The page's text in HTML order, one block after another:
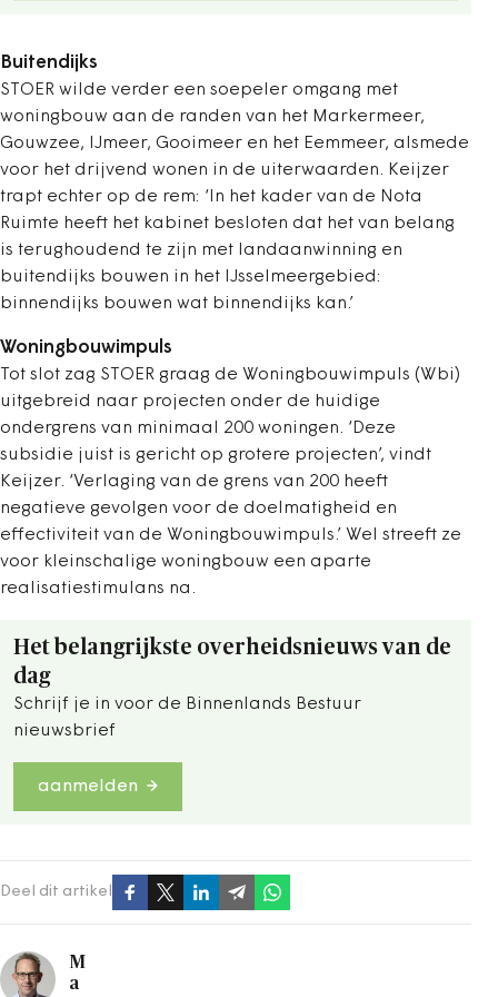
Buitendijks
STOER wilde verder een soepeler omgang met
woningbouw aan de randen van het Markermeer,
Gouwzee, IJmeer, Gooimeer en het Eemmeer, alsmede
voor het drijvend wonen in de uiterwaarden. Keijzer
trapt echter op de rem: ‘In het kader van de Nota
Ruimte heeft het kabinet besloten dat het van belang
is terughoudend te zijn met landaanwinning en
buitendijks bouwen in het IJsselmeergebied:
binnendijks bouwen wat binnendijks kan.’
Woningbouwimpuls
Tot slot zag STOER graag de Woningbouwimpuls (Wbi)
uitgebreid naar projecten onder de huidige
ondergrens van minimaal 200 woningen. ‘Deze
subsidie juist is gericht op grotere projecten’, vindt
Keijzer. ‘Verlaging van de grens van 200 heeft
negatieve gevolgen voor de doelmatigheid en
effectiviteit van de Woningbouwimpuls.’ Wel streeft ze
voor kleinschalige woningbouw een aparte
realisatiestimulans na.
Het belangrijkste overheidsnieuws van de
dag
Schrijf je in voor de Binnenlands Bestuur
nieuwsbrief
aanmelden
Deel dit artikel
M
a